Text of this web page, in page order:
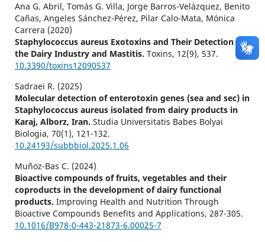
Ana G. Abril, Tomás G. Villa, Jorge Barros-Velázquez, Benito
Cañas, Angeles Sánchez-Pérez, Pilar Calo-Mata, Mónica
Carrera (2020)
Staphylococcus aureus Exotoxins and Their Detection in
the Dairy Industry and Mastitis. Toxins, 12(9), 537.
10.3390/toxins12090537
Sadraei R. (2025)
Molecular detection of enterotoxin genes (sea and sec) in
Staphylococcus aureus isolated from dairy products in
Karaj, Alborz, Iran. Studia Universitatis Babes Bolyai
Biologia, 70(1), 121-132.
10.24193/subbbiol.2025.1.06
Muñoz-Bas C. (2024)
Bioactive compounds of fruits, vegetables and their
coproducts in the development of dairy functional
products. Improving Health and Nutrition Through
Bioactive Compounds Benefits and Applications, 287-305.
10.1016/B978-0-443-21873-6.00025-7